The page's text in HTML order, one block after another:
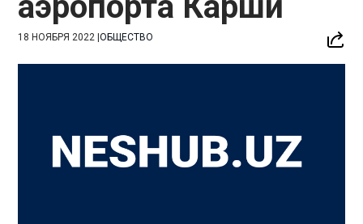
18 НОЯБРЯ 2022 |ОБЩЕСТВО